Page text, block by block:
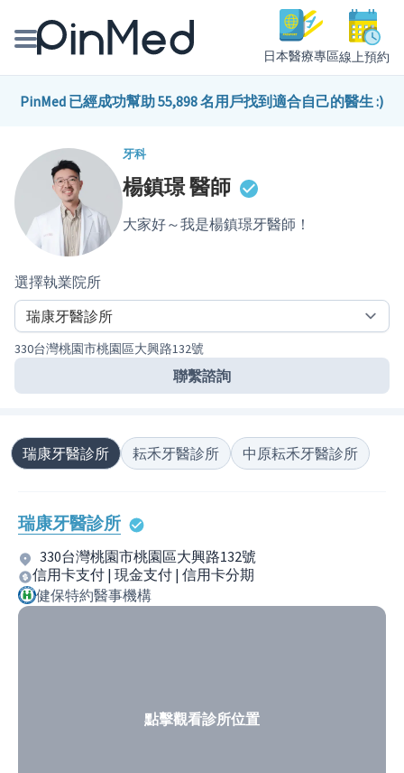
日本醫療專區線上預約
線上預約醫師、院所
醫師專欄專訪
健康主題館
PinMed 已經成功幫助 55,898 名用戶找到適合自己的醫生 :)
牙科
楊鎮璟醫師
大家好～我是楊鎮璟牙醫師！
選擇執業院所
330台灣桃園市桃園區大興路132號
聯繫諮詢
瑞康牙醫診所 耘禾牙醫診所 中原耘禾牙醫診所
瑞康牙醫診所
330台灣桃園市桃園區大興路132號
信用卡支付 | 現金支付 | 信用卡分期
健保特約醫事機構
點擊觀看診所位置